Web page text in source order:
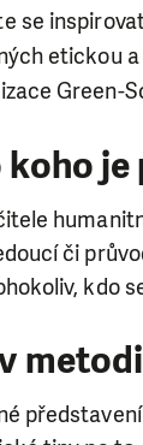
se
etickou
Green-
koho
či
kdo